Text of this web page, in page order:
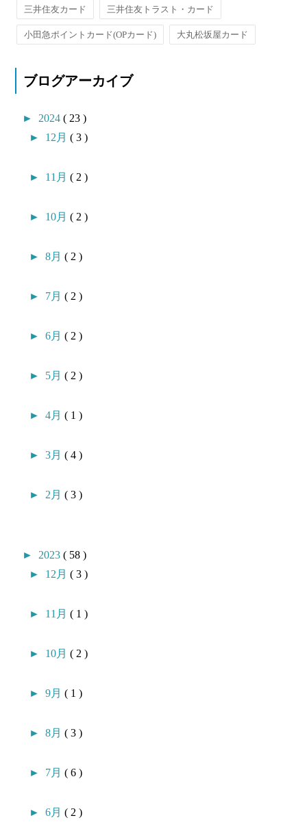
三井住友カード 三井住友トラスト・カード
小田急ポイントカード(OPカード) 大丸松坂屋カード
ブログアーカイブ
► 2024( 23 )
► 12月( 3 )
► 11月( 2 )
► 10月( 2 )
►8月( 2 )
► 7月( 2 )
►6月( 2 )
► 5月( 2 )
►4月( 1 )
►3月( 4 )
► 2月( 3 )
► 2023( 58 )
► 12月( 3 )
► 11月( 1 )
► 10月( 2 )
►9月( 1 )
►8月( 3 )
► 7月( 6 )
►6月( 2 )